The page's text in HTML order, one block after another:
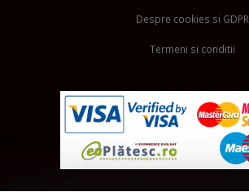
Despre cookies si GDPR
Termeni si conditii